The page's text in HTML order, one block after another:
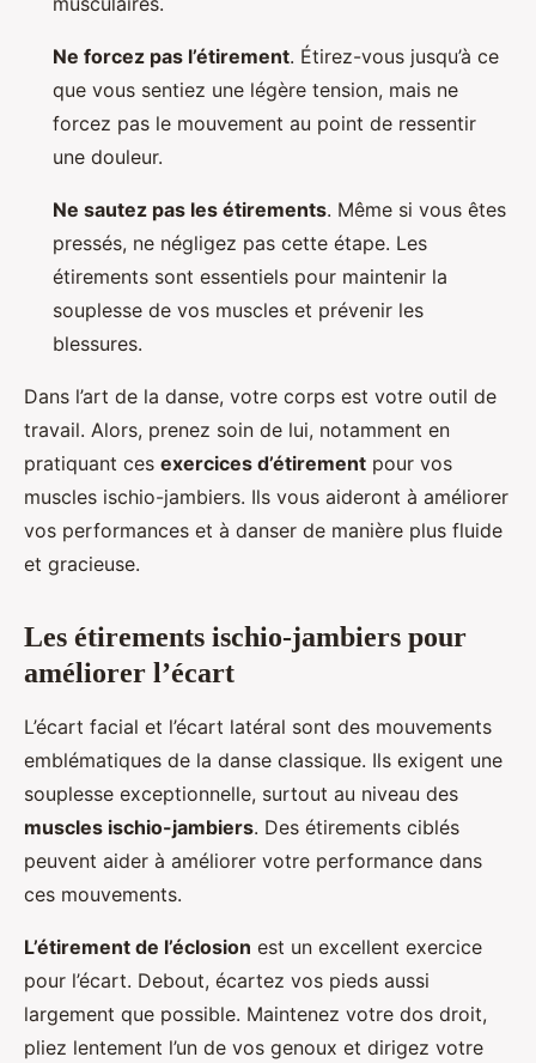
Ne forcez pas l’étirement. Étirez-vous jusqu’à ce
que vous sentiez une légère tension, mais ne
forcez pas le mouvement au point de ressentir
une douleur.
Ne sautez pas les étirements. Même si vous êtes
pressés, ne négligez pas cette étape. Les
étirements sont essentiels pour maintenir la
souplesse de vos muscles et prévenir les
blessures.
Dans l’art de la danse, votre corps est votre outil de
travail. Alors, prenez soin de lui, notamment en
pratiquant ces exercices d’étirement pour vos
muscles ischio-jambiers. Ils vous aideront à améliorer
vos performances et à danser de manière plus fluide
et gracieuse.
Les étirements ischio-jambiers pour
améliorer l’écart
L’écart facial et l’écart latéral sont des mouvements
emblématiques de la danse classique. Ils exigent une
souplesse exceptionnelle, surtout au niveau des
muscles ischio-jambiers. Des étirements ciblés
peuvent aider à améliorer votre performance dans
ces mouvements.
L’étirement de l’éclosion est un excellent exercice
pour l’écart. Debout, écartez vos pieds aussi
largement que possible. Maintenez votre dos droit,
pliez lentement l’un de vos genoux et dirigez votre